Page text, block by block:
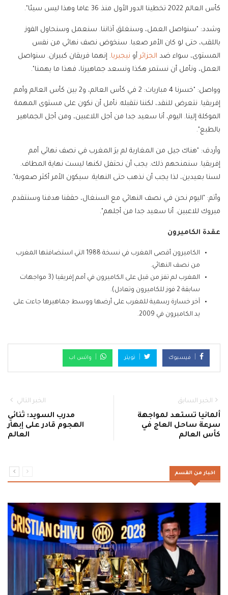
كأس العالم 2022 تخطينا الدور الأول منذ 36 عاما وهذا ليس سيئا".
وشدد: "سنواصل العمل، وسنغلق آذاننا. سنعمل وسنحاول الفوز
باللقب، حتى لو كان الأمر صعبا. سنخوض نصف نهائي من نفس
المستوى، سواء ضد الجزائر أو نيجيريا. إنهما فريقان كبيران. سنواصل
العمل، ونأمل أن نستمر هكذا ونسعد جماهيرنا، فهذا ما يهمنا".
وواصل: "خسرنا 4 مباريات: 2 في كأس العالم، و2 بين كأس العالم وأمم
إفريقيا. نتعرض للنقد، لكننا نتقبله. نأمل أن نكون على مستوى المهمة
الموكلة إلينا. اليوم، أنا سعيد جدا من أجل اللاعبين، ومن أجل الجماهير
بالطبع".
وأردف: "هناك جيل من المغاربة لم يرَ المغرب في نصف نهائي أمم
إفريقيا. سنمنحهم ذلك. يجب أن نحتفل لكنها ليست نهاية المطاف.
لسنا بعيدين، لذا يجب أن نذهب حتى النهاية. سيكون الأمر أكثر صعوبة".
وأتم: "اليوم نحن في نصف النهائي مع السنغال، حققنا هدفنا وسنتقدم.
مبروك للاعبين. أنا سعيد جدا من أجلهم".
عقدة الكاميرون
الكاميرون أقصى المغرب في نسخة 1988 التي استضافتها المغرب
من نصف النهائي.
المغرب لم تفز من قبل على الكاميرون في أمم إفريقيا (3 مواجهات
سابقة 2 فوز للكاميرون وتعادل).
آخر خسارة رسمية للمغرب على أرضها ووسط جماهيرها جاءت على
يد الكاميرون في 2009.
فيسبوك تويتر واتس اب
الخبر السابق
ألمانيا تستعد لمواجهة
سرعة ساحل العاج في
كأس العالم
الخبر التالي
مدرب السويد: ثنائي
الهجوم قادر على إبهار
العالم
اخبار من القسم